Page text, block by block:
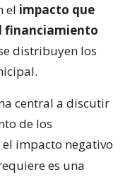
el impacto que
financiamiento
distribuyen los
central a discutir
de los
impacto negativo
es una